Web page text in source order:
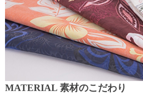
MATERIAL 素材のこだわり